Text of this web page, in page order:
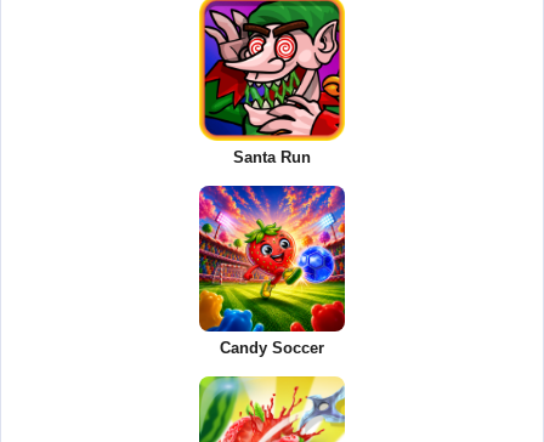
Santa Run
Candy Soccer